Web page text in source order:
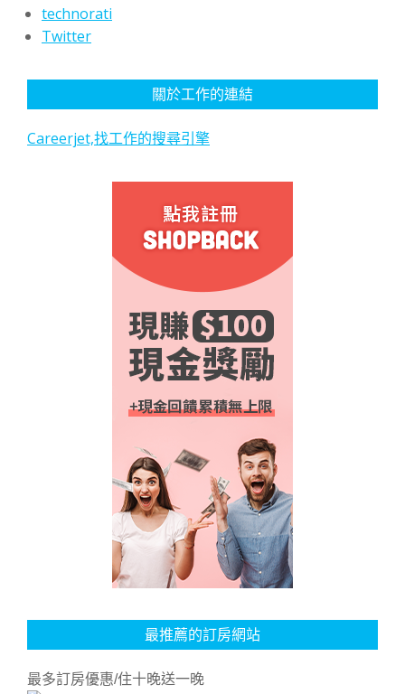
technorati
Twitter
關於工作的連結
Careerjet,找工作的搜尋引擎
最推薦的訂房網站
最多訂房優惠/住十晚送一晚